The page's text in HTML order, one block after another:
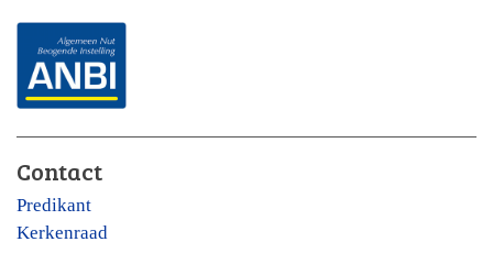
Contact
Predikant
Kerkenraad